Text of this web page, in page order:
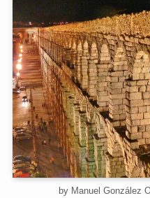
by Manuel González